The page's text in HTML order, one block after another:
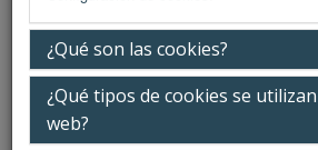
¿Qué son las cookies?
¿Qué tipos de cookies se
web?
Programa enfermería
Cronograma Programa enfermería
Normativa comunicaciones